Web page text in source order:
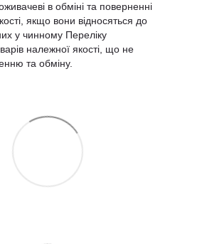
в обміні та поверненні
якщо вони відносяться до
у чинному Переліку
належної якості, що не
та обміну.